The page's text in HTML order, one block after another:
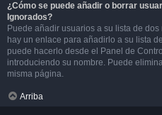
¿Cómo se puede añadir o borrar
Ignorados?
Puede añadir usuarios a su lista de
hay un enlace para añadirlo a su lista
puede hacerlo desde el Panel de
introduciendo su nombre. Puede
misma página.
Arriba